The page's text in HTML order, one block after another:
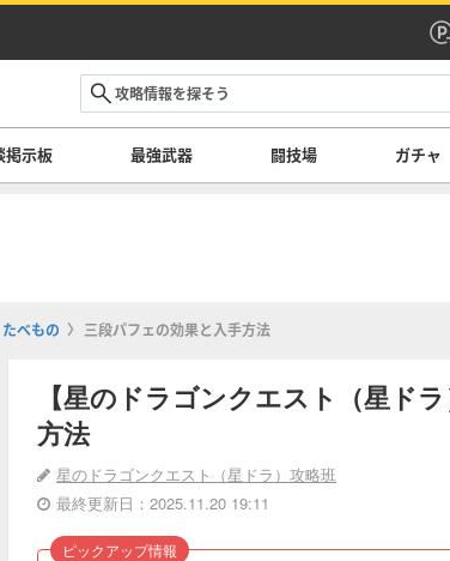
掲示板 最強武器 闘技場 ガチャ
たべもの 三段パフェの効果と入手方法
【星のドラゴンクエスト（星ド
方法
星のドラゴンクエスト（星ドラ）攻略班
最終更新日：2025.11.20 19:11
ピックアップ情報